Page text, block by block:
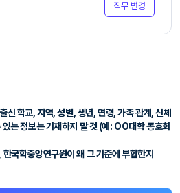
직무 변경
신 학교, 지역, 성별, 생년, 연령, 가족 관계, 신체
는 정보는 기재하지 말 것 (예: OO대학 동호회
국학중앙연구원이 왜 그 기준에 부합한지